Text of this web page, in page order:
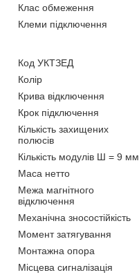
Клас обмеження
Клеми підключення
Код УКТЗЕД
Колір
Крива відключення
Крок підключення
Кількість захищених
полюсів
Кількість модулів Ш = 9 мм
Маса нетто
Межа магнітного
відключення
Механічна зносостійкість
Момент затягування
Монтажна опора
Місцева сигналізація